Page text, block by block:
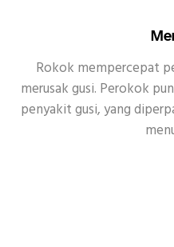
Rokok mempercepat
merusak gusi. Perokok
penyakit gusi, yang